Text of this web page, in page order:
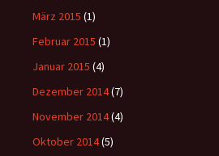
März 2015 (1)
Februar 2015 (1)
Januar 2015 (4)
Dezember 2014(7)
November 2014(4)
Oktober 2014(5)